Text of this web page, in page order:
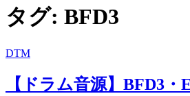
タグ: BFD3
DTM
【ドラム音源】BFD3